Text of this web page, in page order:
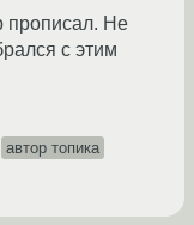
прописал. Не
с этим
автор топика